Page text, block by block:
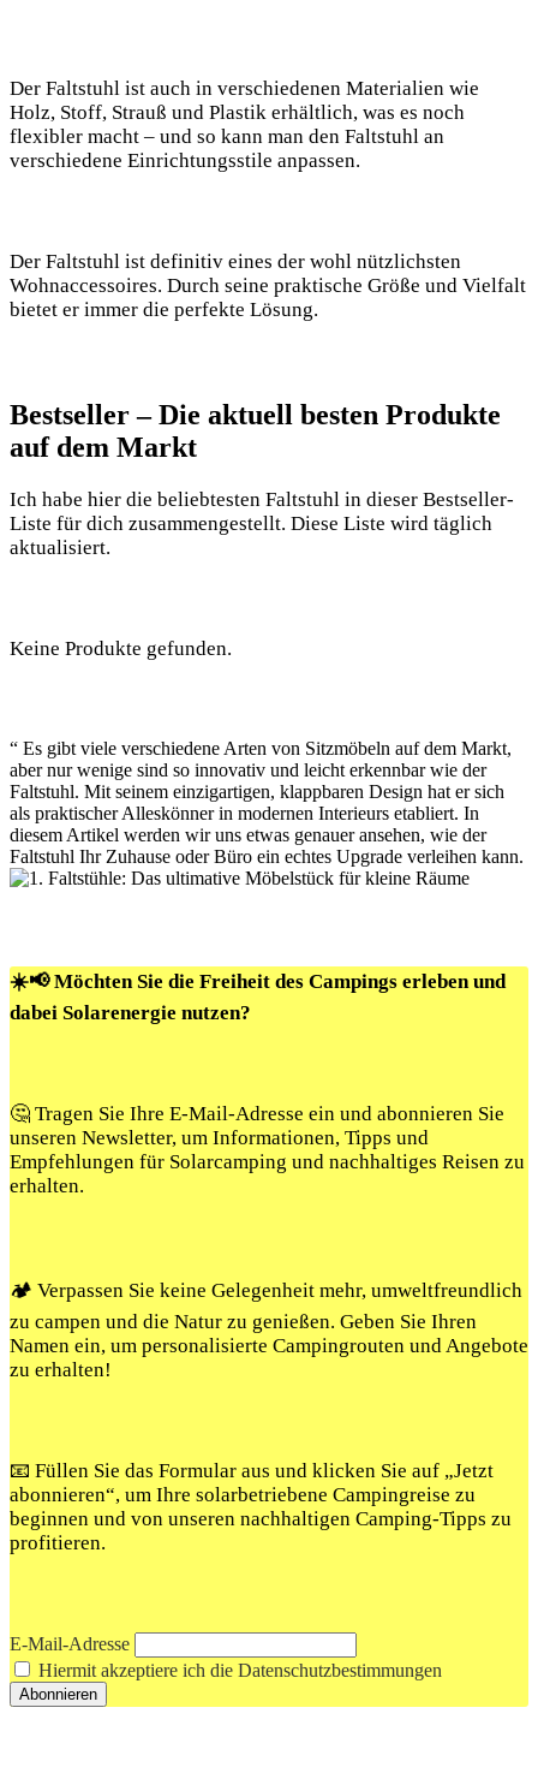
Der Faltstuhl ist auch in verschiedenen Materialien wie
Holz, Stoff, Strauß und Plastik erhältlich, was es noch
flexibler macht – und so kann man den Faltstuhl an
verschiedene Einrichtungsstile anpassen.
Der Faltstuhl ist definitiv eines der wohl nützlichsten
Wohnaccessoires. Durch seine praktische Größe und Vielfalt
bietet er immer die perfekte Lösung.
Bestseller – Die aktuell besten Produkte
auf dem ⁣Markt
Ich​ habe hier die beliebtesten⁢ Faltstuhl ‍in dieser⁤ Bestseller-
Liste ‌für dich zusammengestellt. Diese ⁢Liste wird‌ täglich⁢
aktualisiert.​
Keine Produkte gefunden.
“ Es ⁤gibt⁢ viele verschiedene Arten von Sitzmöbeln auf dem Markt,
aber nur wenige sind so innovativ ⁤und leicht⁣ erkennbar ‌wie der⁢
Faltstuhl.​ Mit seinem ‍einzigartigen, klappbaren ⁣Design hat er sich
als praktischer ‍Alleskönner in ⁣modernen⁣ Interieurs etabliert. In⁣
diesem ​Artikel werden wir⁣ uns etwas genauer ansehen, wie der
Faltstuhl Ihr Zuhause oder Büro ⁢ein echtes Upgrade⁣ verleihen kann.
☀️📢 Möchten Sie die Freiheit des Campings erleben und
dabei Solarenergie nutzen?
🤔 Tragen Sie Ihre E-Mail-Adresse ein und abonnieren Sie
unseren Newsletter, um Informationen, Tipps und
Empfehlungen für Solarcamping und nachhaltiges Reisen zu
erhalten.
🏕️ Verpassen Sie keine Gelegenheit mehr, umweltfreundlich
zu campen und die Natur zu genießen. Geben Sie Ihren
Namen ein, um personalisierte Campingrouten und Angebote
zu erhalten!
📧 Füllen Sie das Formular aus und klicken Sie auf „Jetzt
abonnieren“, um Ihre solarbetriebene Campingreise zu
beginnen und von unseren nachhaltigen Camping-Tipps zu
profitieren.
E-Mail-Adresse
Hiermit akzeptiere ich die Datenschutzbestimmungen